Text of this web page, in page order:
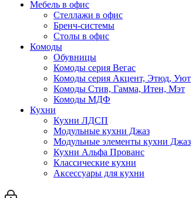
Мебель в офис
Стеллажи в офис
Бренч-системы
Столы в офис
Комоды
Обувницы
Комоды серия Вегас
Комоды серия Акцент, Этюд, Уют
Комоды Стив, Гамма, Итен, Мэт
Комоды МДФ
Кухни
Кухни ЛДСП
Модульные кухни Джаз
Модульные элементы кухни Джаз
Кухни Альфа Прованс
Классические кухни
Аксессуары для кухни